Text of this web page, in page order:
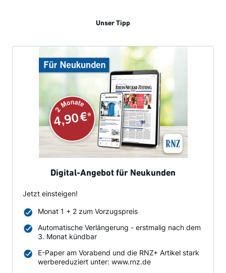
Unser Tipp
Digital-Angebot für Neukunden
Jetzt einsteigen!
Monat 1 + 2 zum Vorzugspreis
Automatische Verlängerung - erstmalig nach dem
3. Monat kündbar
E-Paper am Vorabend und die RNZ+ Artikel stark
werbereduziert unter: www.rnz.de